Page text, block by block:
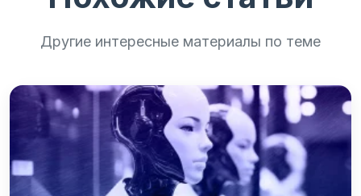
Другие интересные материалы по теме